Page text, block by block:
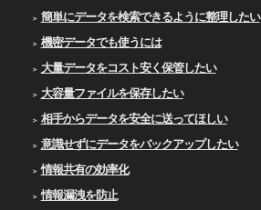
簡単にデータを検索できるように整理したい
機密データでも使うには
大量データをコスト安く保管したい
大容量ファイルを保存したい
相手からデータを安全に送ってほしい
意識せずにデータをバックアップしたい
情報共有の効率化
情報漏洩を防止